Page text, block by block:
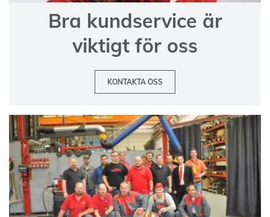
Bra kundservice är
viktigt för oss
KONTAKTA OSS